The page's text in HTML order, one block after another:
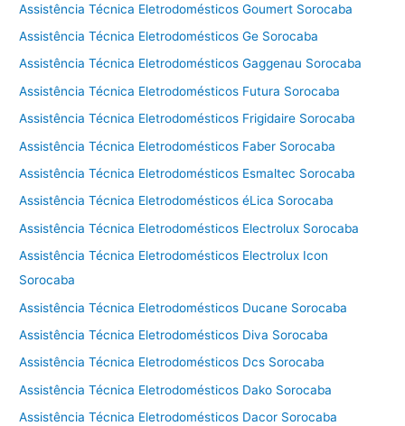
Assistência Técnica Eletrodomésticos Goumert Sorocaba
Assistência Técnica Eletrodomésticos Ge Sorocaba
Assistência Técnica Eletrodomésticos Gaggenau Sorocaba
Assistência Técnica Eletrodomésticos Futura Sorocaba
Assistência Técnica Eletrodomésticos Frigidaire Sorocaba
Assistência Técnica Eletrodomésticos Faber Sorocaba
Assistência Técnica Eletrodomésticos Esmaltec Sorocaba
Assistência Técnica Eletrodomésticos éLica Sorocaba
Assistência Técnica Eletrodomésticos Electrolux Sorocaba
Assistência Técnica Eletrodomésticos Electrolux Icon
Sorocaba
Assistência Técnica Eletrodomésticos Ducane Sorocaba
Assistência Técnica Eletrodomésticos Diva Sorocaba
Assistência Técnica Eletrodomésticos Dcs Sorocaba
Assistência Técnica Eletrodomésticos Dako Sorocaba
Assistência Técnica Eletrodomésticos Dacor Sorocaba